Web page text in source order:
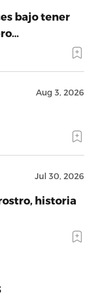
bajo tener
Aug 3, 2026
Jul 30, 2026
historia